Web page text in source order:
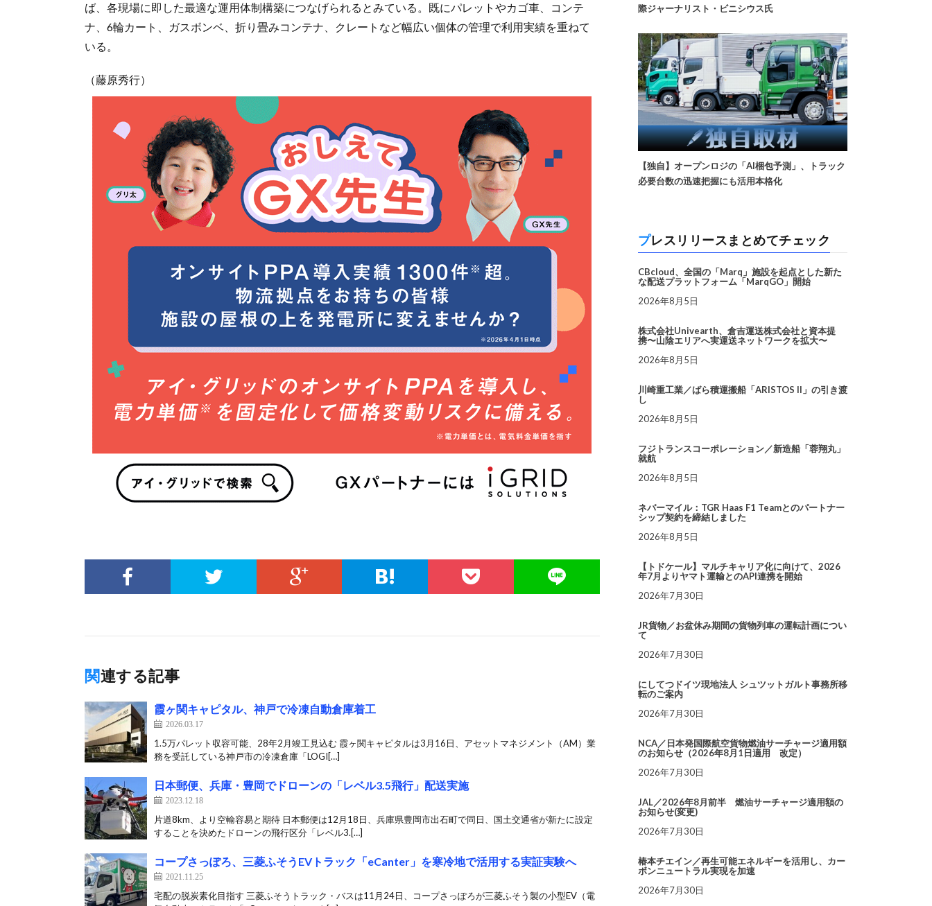
ば、各現場に即した最適な運用体制構築につなげられるとみている。既にパレットやカゴ車、コンテ
ナ、6輪カート、ガスボンベ、折り畳みコンテナ、クレートなど幅広い個体の管理で利用実績を重ねて
いる。
（藤原秀行）
関連する記事
霞ヶ関キャピタル、神戸で冷凍自動倉庫着工
2026.03.17
1.5万パレット収容可能、28年2月竣工見込む 霞ヶ関キャピタルは3月16日、アセットマネジメント（AM）業
務を受託している神戸市の冷凍倉庫「LOGI[…]
日本郵便、兵庫・豊岡でドローンの「レベル3.5飛行」配送実施
2023.12.18
片道8km、より空輸容易と期待 日本郵便は12月18日、兵庫県豊岡市出石町で同日、国土交通省が新たに設定
することを決めたドローンの飛行区分「レベル3.[…]
コープさっぽろ、三菱ふそうEVトラック「eCanter」を寒冷地で活用する実証実験へ
2021.11.25
宅配の脱炭素化目指す 三菱ふそうトラック・バスは11月24日、コープさっぽろが三菱ふそう製の小型EV（電
際ジャーナリスト・ビニシウス氏
【独自】オープンロジの「AI梱包予測」、トラック
必要台数の迅速把握にも活用本格化
プレスリリースまとめてチェック
CBcloud、全国の「Marq」施設を起点とした新た
な配送プラットフォーム「MarqGO」開始
2026年8月5日
株式会社Univearth、倉吉運送株式会社と資本提
携〜山陰エリアへ実運送ネットワークを拡大〜
2026年8月5日
川崎重工業／ばら積運搬船「ARISTOS II」の引き渡
し
2026年8月5日
フジトランスコーポレーション／新造船「蓉翔丸」
就航
2026年8月5日
ネバーマイル：TGR Haas F1 Teamとのパートナー
シップ契約を締結しました
2026年8月5日
【トドケール】マルチキャリア化に向けて、2026
年7月よりヤマト運輸とのAPI連携を開始
2026年7月30日
JR貨物／お盆休み期間の貨物列車の運転計画につい
て
2026年7月30日
にしてつドイツ現地法人 シュツットガルト事務所移
転のご案内
2026年7月30日
NCA／日本発国際航空貨物燃油サーチャージ適用額
のお知らせ（2026年8月1日適用 改定）
2026年7月30日
JAL／2026年8月前半 燃油サーチャージ適用額の
お知らせ(変更)
2026年7月30日
椿本チエイン／再生可能エネルギーを活用し、カー
ボンニュートラル実現を加速
2026年7月30日